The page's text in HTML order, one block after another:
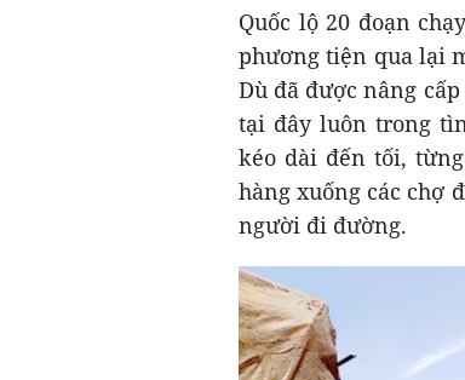
Quốc lộ 20 đoạn
phương tiện qua lại
Dù đã được nâng
tại đây luôn trong
kéo dài đến tối,
hàng xuống các chợ
người đi đường.